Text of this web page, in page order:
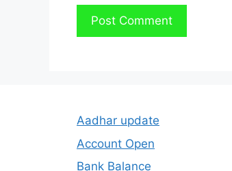
Aadhar update
Account Open
Bank Balance